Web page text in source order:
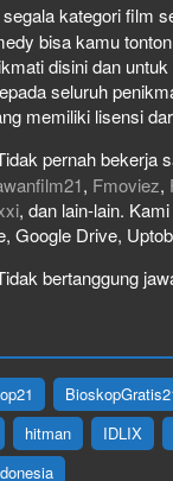
kategori film
bisa kamu
disini dan
seluruh
memiliki lisensi
pernah bekerja
, Fmoviez,
, dan lain-lain.
Google Drive,
bertanggung
hitman IDLIX